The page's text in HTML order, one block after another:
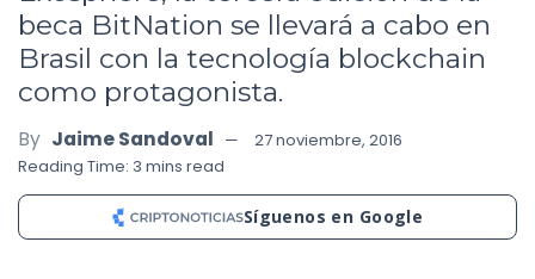
beca BitNation se llevará a cabo en
Brasil con la tecnología blockchain
como protagonista.
By Jaime Sandoval
27 noviembre, 2016
Reading Time: 3 mins read
Síguenos en Google